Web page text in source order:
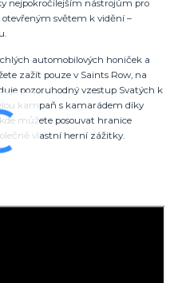
nejpokročilejším nástrojům pro
otevřeným světem k vidění –
automobilových honiček a
zažít pouze v Saints Row, na
pozoruhodný vzestup Svatých k
kampaň s kamarádem díky
můžete posouvat hranice
vlastní herní zážitky.